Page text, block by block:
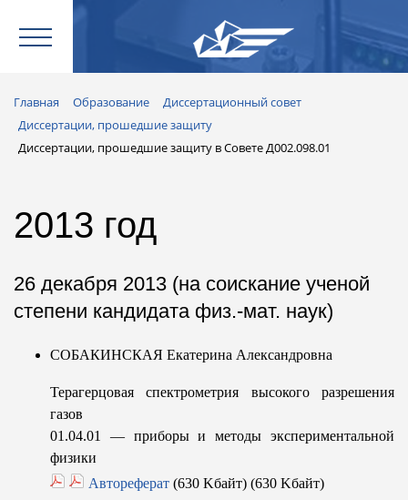
Главная Образование
Диссертационный совет
Диссертации, прошедшие защиту
Диссертации, прошедшие защиту в Совете Д002.098.01
2013 год
26 декабря 2013 (на соискание ученой
степени кандидата физ.-мат. наук)
СОБАКИНСКАЯ Екатерина Александровна
Терагерцовая спектрометрия высокого разрешения
газов
01.04.01 — приборы и методы экспериментальной
физики
Автореферат (630 Kбайт) (630 Kбайт)